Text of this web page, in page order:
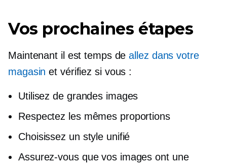
Vos prochaines étapes
Maintenant il est temps deallez dans votre
magasin et vérifiez si vous :
Utilisez de grandes images
Respectez les mêmes proportions
Choisissez un style unifié
Assurez-vous que vos images ont une